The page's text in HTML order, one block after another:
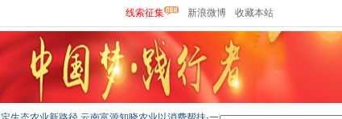
线索征集 新浪微博 收藏本站